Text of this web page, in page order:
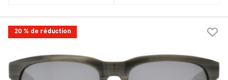
20 % de réduction